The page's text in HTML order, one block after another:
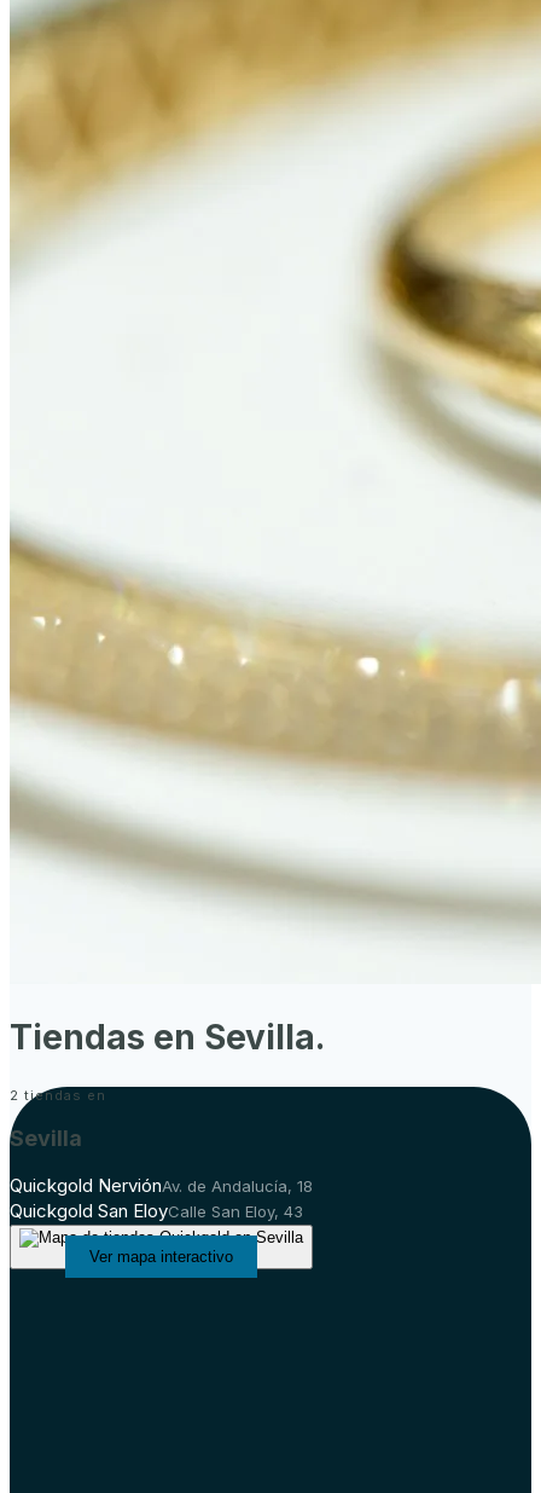
Tiendas en Sevilla.
2 tiendas en
Sevilla
Quickgold NerviónAv. de Andalucía, 18
Quickgold San EloyCalle San Eloy, 43
Ver mapa interactivo